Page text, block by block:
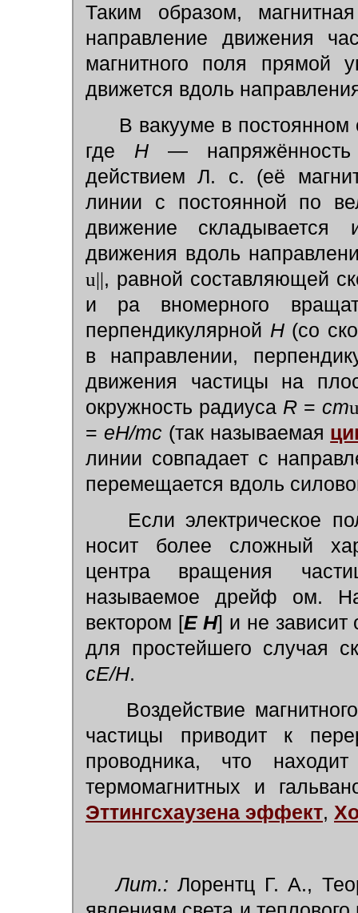
Таким образом,
направление движения
магнитного поля прямой
движется вдоль
В вакууме в
где Н— напряжённость
действием Л. с. (её
линии с постоянной по
движение складывается
движения вдоль
u||, равной составляющей
и ра вномерного
перпендикулярной Н(со
в направлении,
движения частицы на
окружность радиуса R =cm
= eH/mc(так называемая
линии совпадает с
перемещается вдоль
Если электрическое
носит более сложный
центра вращения
называемое дрейф ом.
вектором [Е H] и не зависит
для простейшего случая
cE/H.
Воздействие
частицы приводит к
проводника, что
термомагнитных и
Эттингсхаузена эффект,
Лит.: Лорентц Г. А.,